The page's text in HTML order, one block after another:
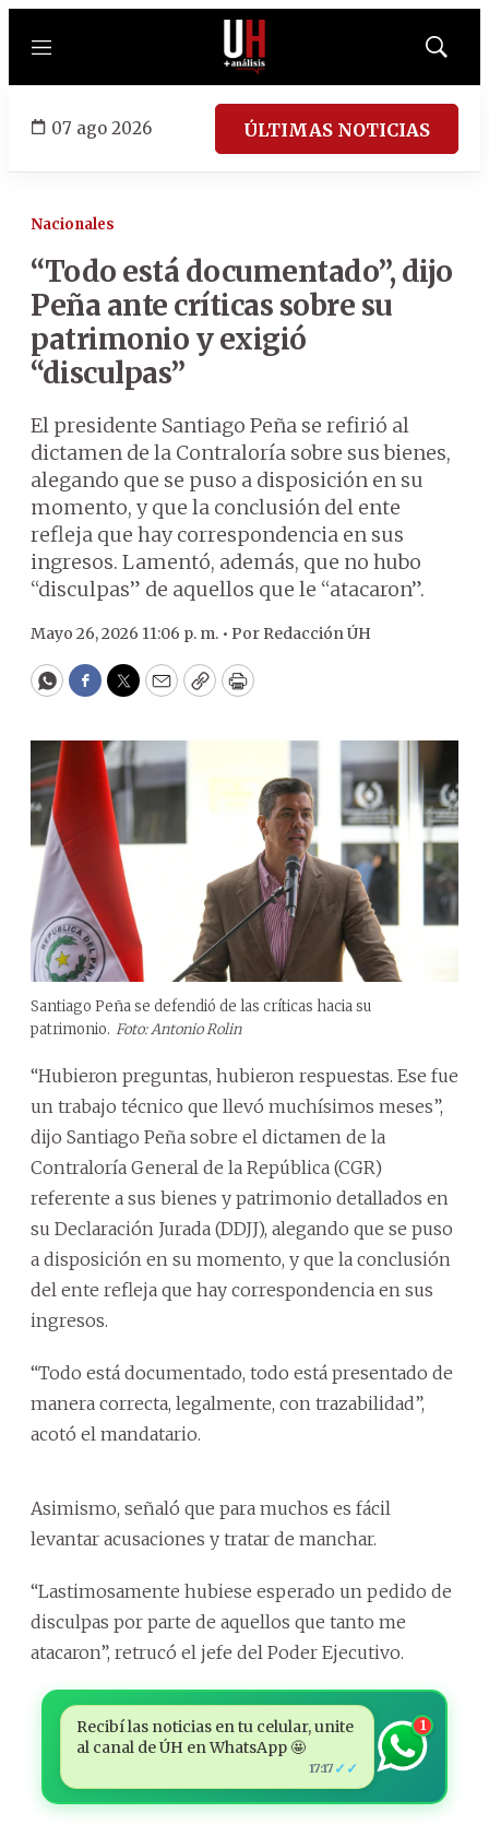
Menú
Mostrar
07 ago 2026 ÚLTIMAS NOTICIAS
Nacionales
“Todo está documentado”, dijo
Peña ante críticas sobre su
patrimonio y exigió
“disculpas”
El presidente Santiago Peña se refirió al
dictamen de la Contraloría sobre sus bienes,
alegando que se puso a disposición en su
momento, y que la conclusión del ente
refleja que hay correspondencia en sus
ingresos. Lamentó, además, que no hubo
“disculpas” de aquellos que le “atacaron”.
Mayo 26, 2026 11:06 p. m. • Por Redacción ÚH
WhatsApp
Facebook
Twitter
EmailCopyPrint
Santiago Peña se defendió de las críticas hacia su
patrimonio. Foto: Antonio Rolin
“Hubieron preguntas, hubieron respuestas. Ese fue
un trabajo técnico que llevó muchísimos meses”,
dijo Santiago Peña sobre el dictamen de la
Contraloría General de la República (CGR)
referente a sus bienes y patrimonio detallados en
su Declaración Jurada (DDJJ), alegando que se puso
a disposición en su momento, y que la conclusión
del ente refleja que hay correspondencia en sus
ingresos.
“Todo está documentado, todo está presentado de
manera correcta, legalmente, con trazabilidad”,
acotó el mandatario.
Asimismo, señaló que para muchos es fácil
levantar acusaciones y tratar de manchar.
“Lastimosamente hubiese esperado un pedido de
disculpas por parte de aquellos que tanto me
atacaron”, retrucó el jefe del Poder Ejecutivo.
Recibí las noticias en tu celular, unite
al canal de ÚH en WhatsApp 🤩
17:17 ✓✓
1